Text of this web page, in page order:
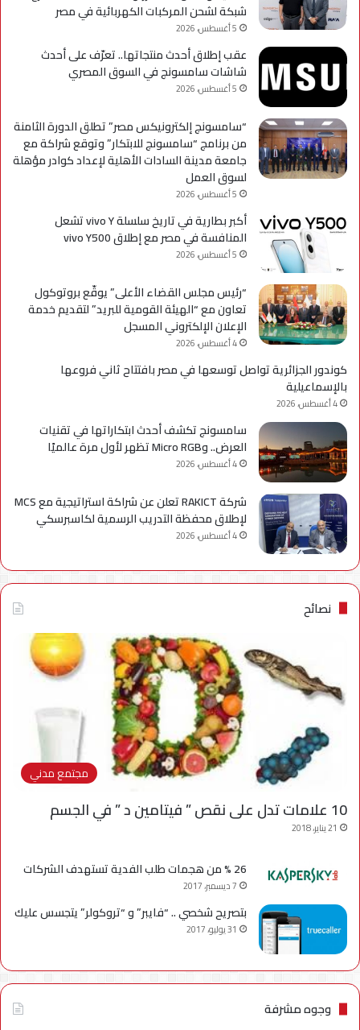
شبكة لشحن المركبات الكهربائية في مصر
5 أغسطس، 2026
عقب إطلاق أحدث منتجاتها.. تعرّف على أحدث
شاشات سامسونج في السوق المصري
5 أغسطس، 2026
“سامسونج إلكترونيكس مصر” تطلق الدورة الثامنة
من برنامج “سامسونج للابتكار” وتوقع شراكة مع
جامعة مدينة السادات الأهلية لإعداد كوادر مؤهلة
لسوق العمل
5 أغسطس، 2026
أكبر بطارية في تاريخ سلسلة vivo Y تشعل
المنافسة في مصر مع إطلاق vivo Y500
5 أغسطس، 2026
“رئيس مجلس القضاء الأعلى” يوقّع بروتوكول
تعاون مع “الهيئة القومية للبريد” لتقديم خدمة
الإعلان الإلكتروني المسجل
4 أغسطس، 2026
كوندور الجزائرية تواصل توسعها في مصر بافتتاح ثاني فروعها
بالإسماعيلية
4 أغسطس، 2026
سامسونج تكشف أحدث ابتكاراتها في تقنيات
العرض.. وMicro RGB تظهر لأول مرة عالميًا
4 أغسطس، 2026
شركة RAKICT تعلن عن شراكة استراتيجية مع MCS
لإطلاق محفظة التدريب الرسمية لكاسبرسكي
4 أغسطس، 2026
نصائح
مجتمع مدني
10 علامات تدل على نقص ” فيتامين د ” في الجسم
21 يناير، 2018
26 % من هجمات طلب الفدية تستهدف الشركات
7 ديسمبر، 2017
بتصريح شخصي .. “فايبر” و “تروكولر” يتجسس عليك
31 يوليو، 2017
وجوه مشرفة